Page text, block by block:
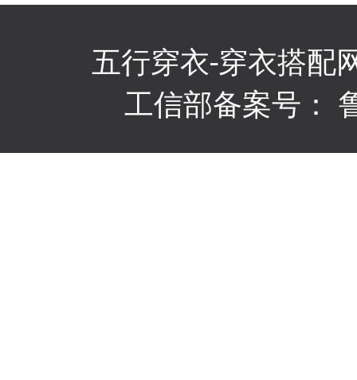
五行穿衣-穿衣搭配
工信部备案号：